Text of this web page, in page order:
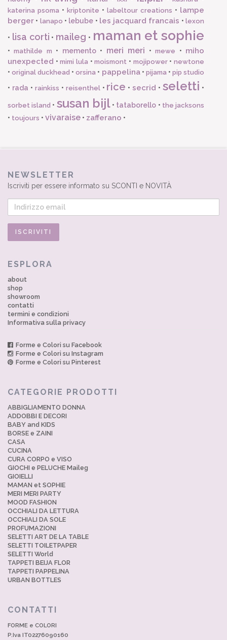
katerina psoma • kriptonite • labeltour creations • lampe
berger • lanapo • lebube • les jacquard francais •lexon
• lisa corti • maileg • maman et sophie
•mathilde m • memento• meri meri •mewe • miho
unexpected •mimi lula •moismont • mojipower•newtone
•original duckhead •orsina • pappelina• pijama • pip studio
• rada • rainkiss • reisenthel• rice •secrid •seletti •
sorbet island • susan bijl• tataborello • the jacksons
• toujours • vivaraise • zafferano •
NEWSLETTER
Iscriviti per essere informato su SCONTI e NOVITÀ
ESPLORA
about
shop
showroom
contatti
termini e condizioni
Informativa sulla privacy
Forme e Colori su Facebook
Forme e Colori su Instagram
Forme e Colori su Pinterest
CATEGORIE PRODOTTI
ABBIGLIAMENTO DONNA
ADDOBBI E DECORI
BABY and KIDS
BORSE e ZAINI
CASA
CUCINA
CURA CORPO e VISO
GIOCHI e PELUCHE Maileg
GIOIELLI
MAMAN et SOPHIE
MERI MERI PARTY
MOOD FASHION
OCCHIALI DA LETTURA
OCCHIALI DA SOLE
PROFUMAZIONI
SELETTI ART DE LA TABLE
SELETTI TOILETPAPER
SELETTI World
TAPPETI BEIJA FLOR
TAPPETI PAPPELINA
URBAN BOTTLES
CONTATTI
FORME e COLORI
P.Iva IT02276090160